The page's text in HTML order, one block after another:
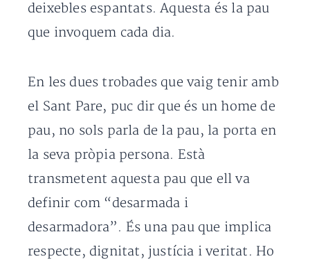
deixebles espantats. Aquesta és la pau
que invoquem cada dia.
En les dues trobades que vaig tenir amb
el Sant Pare, puc dir que és un home de
pau, no sols parla de la pau, la porta en
la seva pròpia persona. Està
transmetent aquesta pau que ell va
definir com “desarmada i
desarmadora”. És una pau que implica
respecte, dignitat, justícia i veritat. Ho